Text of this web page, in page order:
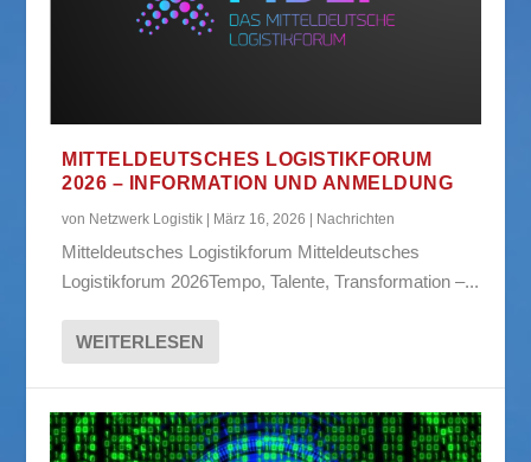
MITTELDEUTSCHES LOGISTIKFORUM
2026 – INFORMATION UND ANMELDUNG
von Netzwerk Logistik März 16, 2026 Nachrichten
Mitteldeutsches Logistikforum Mitteldeutsches
Logistikforum 2026Tempo, Talente, Transformation –...
WEITERLESEN